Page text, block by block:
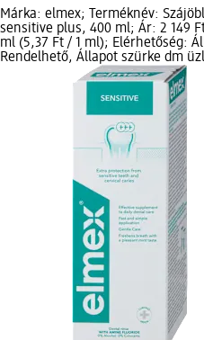
Márka: elmex; Terméknév:
sensitive plus, 400 ml; Ár: 2 149
ml (5,37 Ft / 1 ml); Elérhetőség:
Rendelhető, Állapot szürke dm